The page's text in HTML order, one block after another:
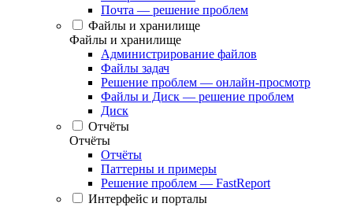
Почта — решение проблем
Файлы и хранилище
Файлы и хранилище
Администрирование файлов
Файлы задач
Решение проблем — онлайн-просмотр
Файлы и Диск — решение проблем
Диск
Отчёты
Отчёты
Отчёты
Паттерны и примеры
Решение проблем — FastReport
Интерфейс и порталы